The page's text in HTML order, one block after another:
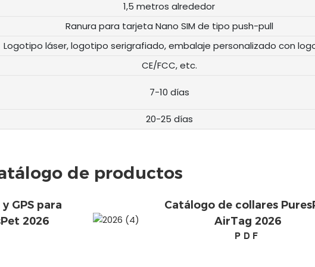
1,5 metros alrededor
Ranura para tarjeta Nano SIM de tipo push-pull
Logotipo láser, logotipo serigrafiado, embalaje personalizado con
CE/FCC, etc.
7-10 días
20-25 días
de productos
GPS para
2026
Catálogo de collares
AirTag 2026
PDF